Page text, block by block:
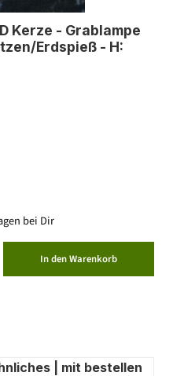
Kerze - Grablampe
Erdspieß - H:
bei Dir
In den Warenkorb
| mit bestellen